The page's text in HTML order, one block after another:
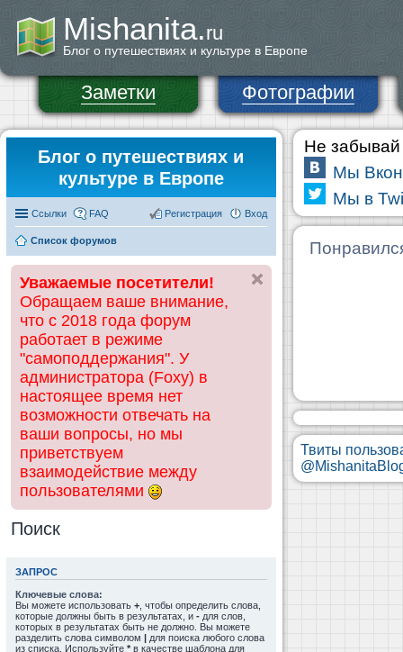
Mishanita.ru
Блог о путешествиях и культуре в Европе
Заметки Фотографии
Блог о путешествиях и
культуре в Европе
Ссылки FAQ Вход
Регистрация
Список форумов
Уважаемые посетители!
Обращаем ваше внимание,
что с 2018 года форум
работает в режиме
"самоподдержания". У
администратора (Foxy) в
настоящее время нет
возможности отвечать на
ваши вопросы, но мы
приветствуем
взаимодействие между
пользователями
Поиск
ЗАПРОС
Ключевые слова:
Вы можете использовать + , чтобы определить слова,
которые должны быть в результатах, и - для слов,
которых в результатах быть не должно. Вы можете
разделить слова символом | для поиска любого слова
из списка. Используйте * в качестве шаблона для
Не забывай
Мы
Мы в
Твиты